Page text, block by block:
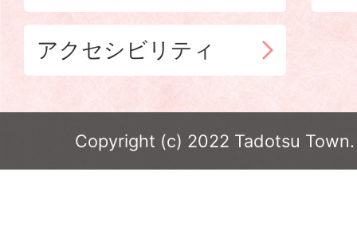
アクセシビリティ
Copyright (c) 2022 Tadotsu